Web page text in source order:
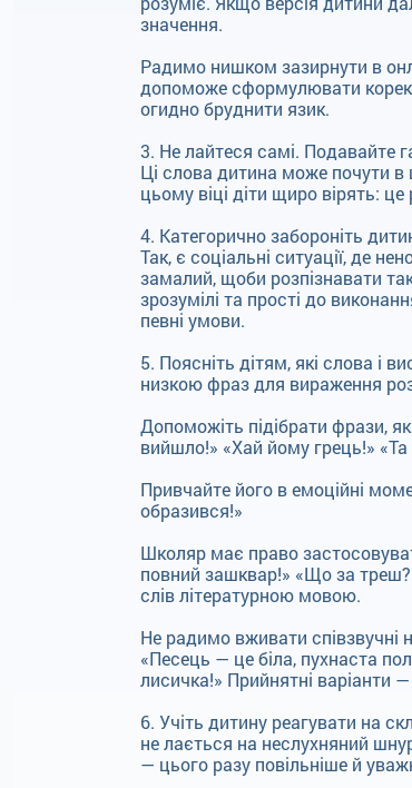
значення.
Радимо нишком зазирнути в
допоможе сформулювати
огидно бруднити язик.
3. Не лайтеся самі. Подавайте
Ці слова дитина може почути в
цьому віці діти щиро вірять:
4. Категорично забороніть
Так, є соціальні ситуації, де
замалий, щоби розпізнавати
зрозумілі та прості до
певні умови.
5. Поясніть дітям, які слова і
низкою фраз для вираження
Допоможіть підібрати фрази,
вийшло!» «Хай йому грець!» «Та
Привчайте його в емоційні
образився!»
Школяр має право
повний зашквар!» «Що за
слів літературною мовою.
Не радимо вживати
«Песець — це біла, пухнаста
лисичка!» Прийнятні варіанти
6. Учіть дитину реагувати на
не лається на неслухняний
— цього разу повільніше й